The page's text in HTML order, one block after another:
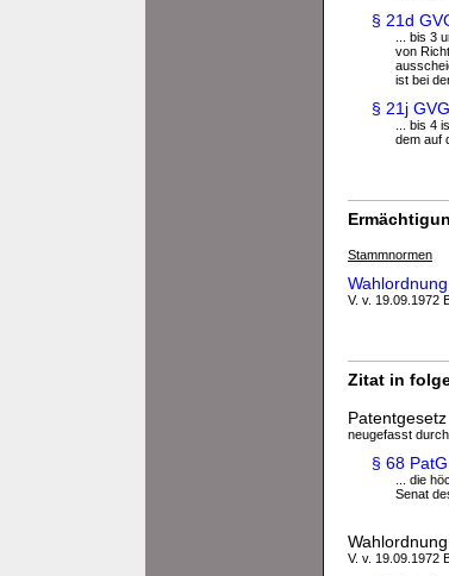
§ 21d
... bis 3
von
ist bei
§ 21j GVG
... bis 4
dem auf
Stammnormen
V. v. 19.09.1972
Zitat in
neugefasst
§ 68 PatG
... die
Senat
V. v. 19.09.1972